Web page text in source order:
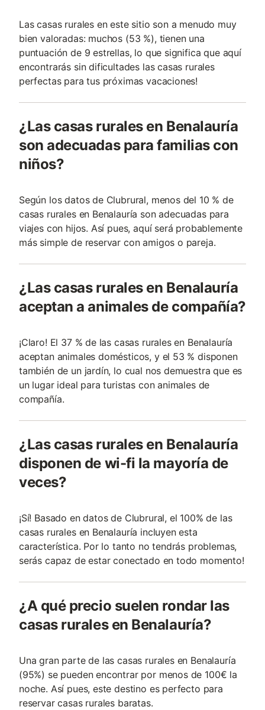
Las casas rurales en este sitio son a menudo muy
bien valoradas: muchos (53 %), tienen una
puntuación de 9 estrellas, lo que significa que aquí
encontrarás sin dificultades las casas rurales
perfectas para tus próximas vacaciones!
¿Las casas rurales en Benalauría
son adecuadas para familias con
niños?
Según los datos de Clubrural, menos del 10 % de
casas rurales en Benalauría son adecuadas para
viajes con hijos. Así pues, aquí será probablemente
más simple de reservar con amigos o pareja.
¿Las casas rurales en Benalauría
aceptan a animales de compañía?
¡Claro! El 37 % de las casas rurales en Benalauría
aceptan animales domésticos, y el 53 % disponen
también de un jardín, lo cual nos demuestra que es
un lugar ideal para turistas con animales de
compañía.
¿Las casas rurales en Benalauría
disponen de wi-fi la mayoría de
veces?
¡Sí! Basado en datos de Clubrural, el 100% de las
casas rurales en Benalauría incluyen esta
característica. Por lo tanto no tendrás problemas,
serás capaz de estar conectado en todo momento!
¿A qué precio suelen rondar las
casas rurales en Benalauría?
Una gran parte de las casas rurales en Benalauría
(95%) se pueden encontrar por menos de 100€ la
noche. Así pues, este destino es perfecto para
reservar casas rurales baratas.